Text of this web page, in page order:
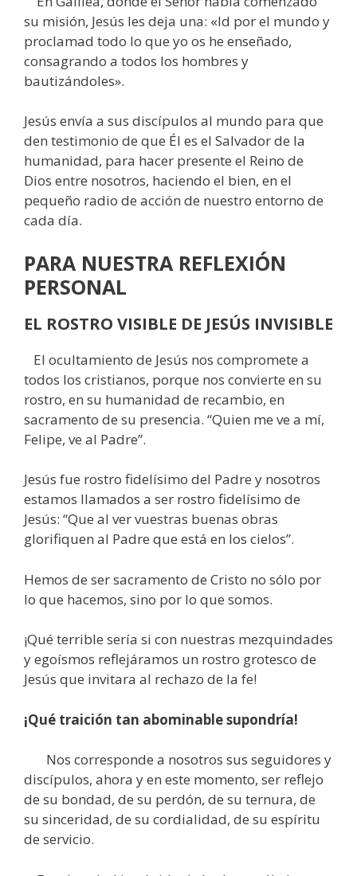
su misión, Jesús les deja una: «Id por el mundo y
proclamad todo lo que yo os he enseñado,
consagrando a todos los hombres y
bautizándoles».
Jesús envía a sus discípulos al mundo para que
den testimonio de que Él es el Salvador de la
humanidad, para hacer presente el Reino de
Dios entre nosotros, haciendo el bien, en el
pequeño radio de acción de nuestro entorno de
cada día.
PARA NUESTRA REFLEXIÓN
PERSONAL
EL ROSTRO VISIBLE DE JESÚS INVISIBLE
El ocultamiento de Jesús nos compromete a
todos los cristianos, porque nos convierte en su
rostro, en su humanidad de recambio, en
sacramento de su presencia. “Quien me ve a mí,
Felipe, ve al Padre”.
Jesús fue rostro fidelísimo del Padre y nosotros
estamos llamados a ser rostro fidelísimo de
Jesús: “Que al ver vuestras buenas obras
glorifiquen al Padre que está en los cielos”.
Hemos de ser sacramento de Cristo no sólo por
lo que hacemos, sino por lo que somos.
¡Qué terrible sería si con nuestras mezquindades
y egoísmos reflejáramos un rostro grotesco de
Jesús que invitara al rechazo de la fe!
¡Qué traición tan abominable supondría!
Nos corresponde a nosotros sus seguidores y
discípulos, ahora y en este momento, ser reflejo
de su bondad, de su perdón, de su ternura, de
su sinceridad, de su cordialidad, de su espíritu
de servicio.